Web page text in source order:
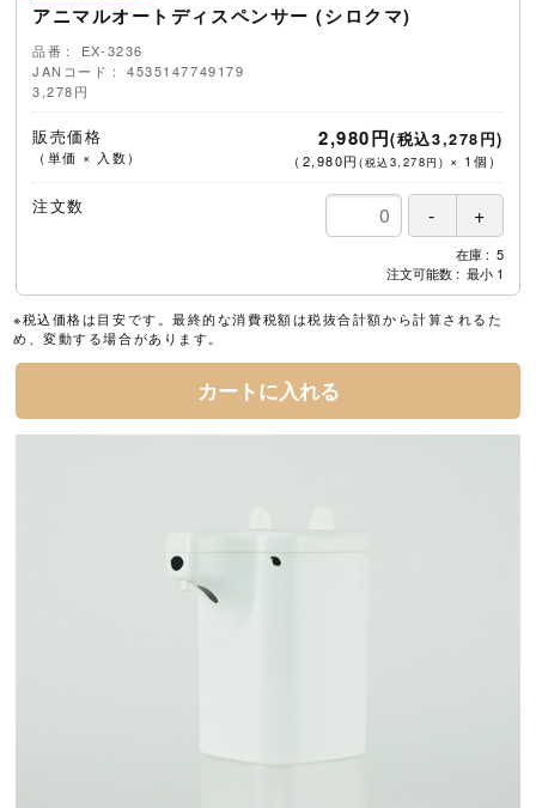
アニマルオートディスペンサー (シロクマ)
品番
EX-3236
JANコード
4535147749179
3,278円
販売価格
（単価 × 入数）
2,980円(税込3,278円)
（ 2,980円 (税込3,278円) × 1 個 ）
注文数
在庫
5
注文可能数
最小 1
※税込価格は目安です。最終的な消費税額は税抜合計額から計算されるた
め、変動する場合があります。
カートに入れる